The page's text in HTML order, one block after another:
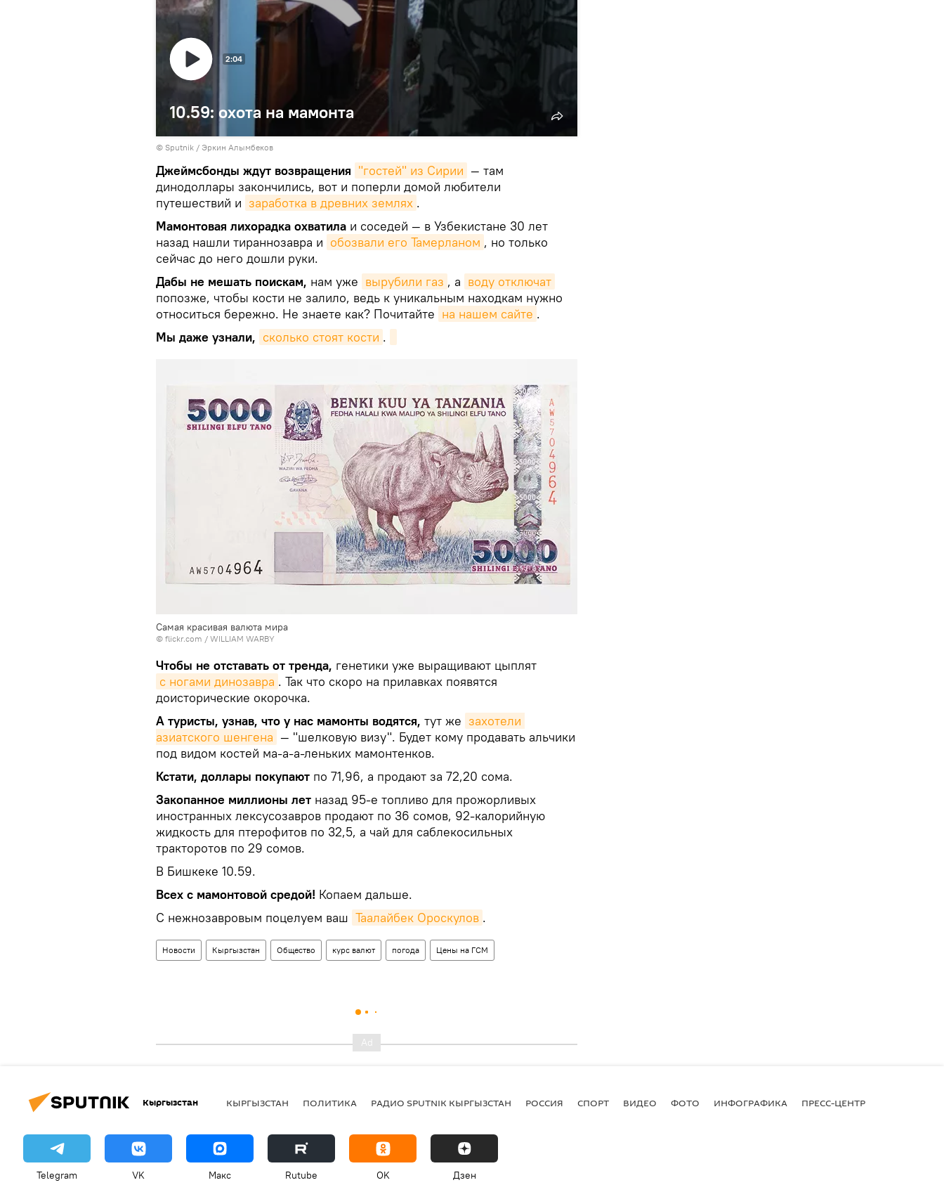
10.59: охота на мамонта
2:04
© Sputnik / Эркин Алымбеков
Джеймсбонды ждут возвращения "гостей" из Сирии — там
динодоллары закончились, вот и поперли домой любители
путешествий и заработка в древних землях .
Мамонтовая лихорадка охватила и соседей — в Узбекистане 30 лет
назад нашли тираннозавра и обозвали его Тамерланом , но только
сейчас до него дошли руки.
Дабы не мешать поискам, нам уже вырубили газ , а воду отключат
попозже, чтобы кости не залило, ведь к уникальным находкам нужно
относиться бережно. Не знаете как? Почитайте на нашем сайте .
Мы даже узнали, сколько стоят кости .
Самая красивая валюта мира
© flickr.com / WILLIAM WARBY
Чтобы не отставать от тренда, генетики уже выращивают цыплят
с ногами динозавра . Так что скоро на прилавках появятся
доисторические окорочка.
А туристы, узнав, что у нас мамонты водятся, тут же захотели
азиатского шенгена — "шелковую визу". Будет кому продавать альчики
под видом костей ма-а-а-леньких мамонтенков.
Кстати, доллары покупают по 71,96, а продают за 72,20 сома.
Закопанное миллионы лет назад 95-е топливо для прожорливых
иностранных лексусозавров продают по 36 сомов, 92-калорийную
жидкость для птерофитов по 32,5, а чай для саблекосильных
тракторотов по 29 сомов.
В Бишкеке 10.59.
Всех с мамонтовой средой! Копаем дальше.
С нежнозавровым поцелуем ваш Таалайбек Ороскулов .
Новости Кыргызстан Общество курс валют погода Цены на ГСМ
Кыргызстан КЫРГЫЗСТАН ПОЛИТИКА РАДИО SPUTNIK КЫРГЫЗСТАН РОССИЯ СПОРТ ВИДЕО ФОТО ИНФОГРАФИКА ПРЕСС-ЦЕНТР
Telegram VK Макс Rutube OK Дзен